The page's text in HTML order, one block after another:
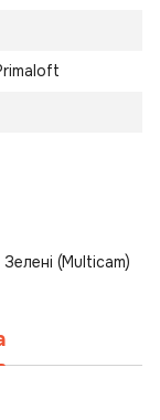
(Multicam)